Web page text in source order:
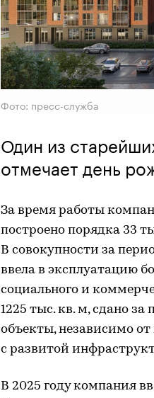
Фото: пресс-служба
Один из
отмечает день
За время работы
построено порядка 33
В совокупности за
ввела в эксплуатацию
социального и
1225 тыс. кв. м, сдано за
объекты, независимо
с развитой
В 2025 году компания